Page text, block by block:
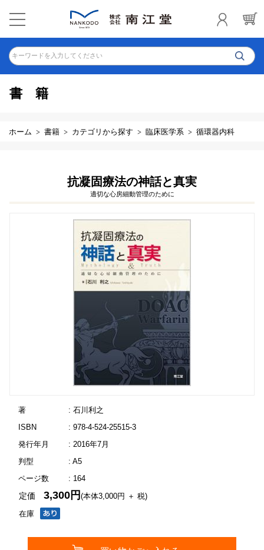
キーワードを入力してください
書籍
ホーム 書籍 カテゴリから探す 臨床医学系 循環器内科
抗凝固療法の神話と真実
適切な心房細動管理のために
著
: 石川利之
ISBN
: 978-4-524-25515-3
発行年月
: 2016年7月
判型
: A5
ページ数
: 164
在庫
定価3,300円(本体3,000円 ＋ 税)